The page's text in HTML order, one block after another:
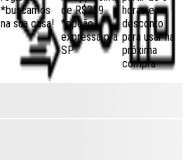
*buscamos
na sua casa!
de R$259
*opção
expressa pra
SP
horas e
desconto
para usar na
próxima
compra